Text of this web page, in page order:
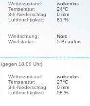
Wetterzustand:
Temperatur:
3-h-Niederschlag:
Luftfeuchtigkeit:
wolkenlos
24°C
0 mm
81 %
Windrichtung:
Windstärke:
Nord
5 Beaufort
(gegen 18:00 Uhr)
Wetterzustand:
Temperatur:
3-h-Niederschlag:
Luftfeuchtigkeit:
wolkenlos
27°C
0 mm
58 %